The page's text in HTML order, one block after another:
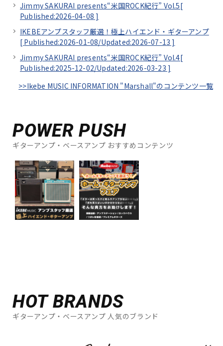
Jimmy SAKURAI presents“米国ROCK紀行” Vol.5[
Published:2026-04-08 ]
IKEBEアンプスタッフ厳選！極上ハイエンド・ギターアンプ
[ Published:2026-01-08/Updated:2026-07-13 ]
Jimmy SAKURAI presents“米国ROCK紀行” Vol.4[
Published:2025-12-02/Updated:2026-03-23 ]
>>Ikebe MUSIC INFORMATION "Marshall"のコンテンツ一覧
POWER PUSH
ギターアンプ・ベースアンプ おすすめコンテンツ
HOT BRANDS
ギターアンプ・ベースアンプ 人気のブランド